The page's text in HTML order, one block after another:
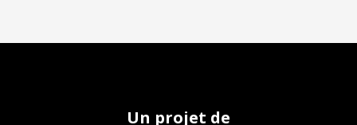
Un projet de